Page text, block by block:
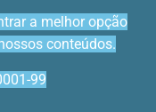
a melhor opção
conteúdos.
99